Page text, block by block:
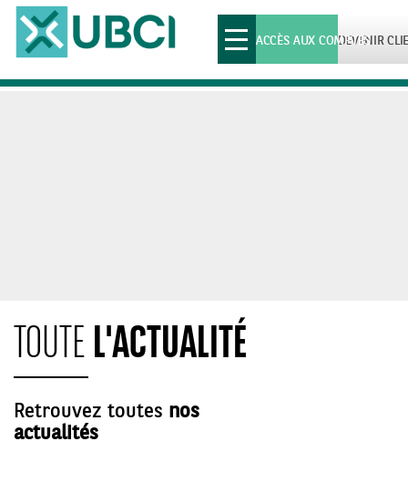
Toggle
navigationDEVENIR
ACCÈS AUX COMPTES
TOUTEL'ACTUALITÉ
Retrouvez toutes nos
actualités